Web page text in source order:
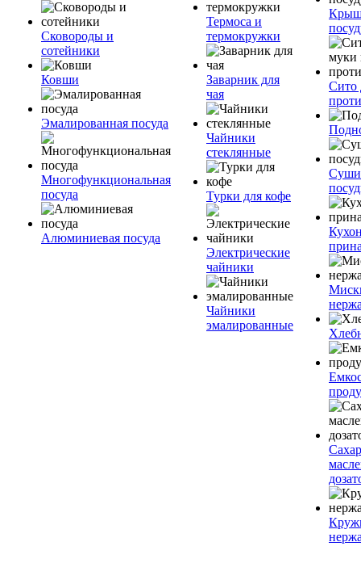
Сковороды и
сотейники
Ковши
Эмалированная посуда
Многофункциональная
посуда
Алюминиевая посуда
Термоса и
термокружки
Заварник для
чая
Чайники
стеклянные
Турки для кофе
Электрические
чайники
Чайники
эмалированные
Сито